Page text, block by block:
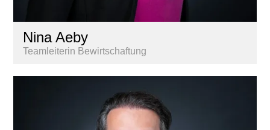
Nina Aeby
Teamleiterin Bewirtschaftung